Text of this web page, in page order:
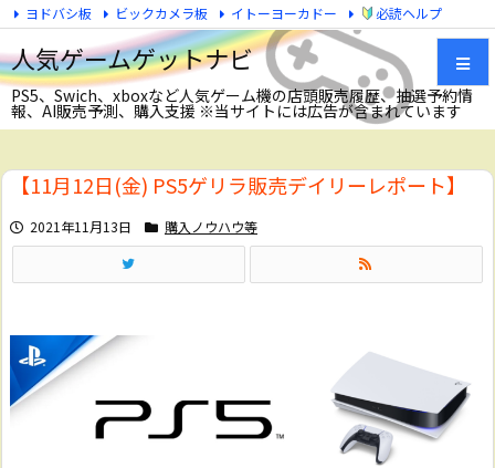
人気ゲームゲットナビ
PS5、Swich、xboxなど人気ゲーム機の店頭販売履歴、抽選予約情
報、AI販売予測、購入支援 ※当サイトには広告が含まれています
メニュ
サイド
前へ
ヨドバシ板 ビックカメラ板 イトーヨーカドー 必読ヘルプ
【11月12日(金) PS5ゲリラ販売デイリーレポート】
2021年11月13日 購入ノウハウ等